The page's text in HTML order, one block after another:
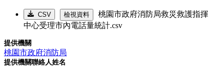
CSV 檢視資料
桃園市政府消防局救災救護指揮
中心受理市內電話量統計.csv
提供機關
桃園市政府消防局
提供機關聯絡人姓名